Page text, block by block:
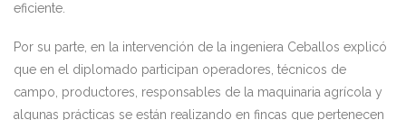
eficiente.
Por su parte, en la intervención de la ingeniera Ceballos explicó
que en el diplomado participan operadores, técnicos de
campo, productores, responsables de la maquinaria agrícola y
algunas prácticas se están realizando en fincas que pertenecen